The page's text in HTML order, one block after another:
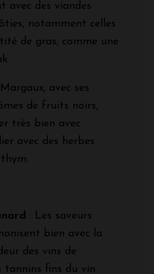
avec des viandes
notamment celles
de gras, comme une
avec ses
de fruits noirs,
très bien avec
avec des herbes
: Les saveurs
bien avec la
des vins de
tannins fins du vin